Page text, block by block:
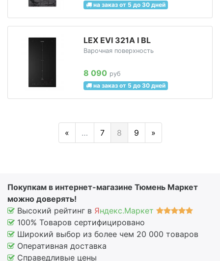
на заказ от 5 до 30 дней
LEX EVI 321A I BL
Варочная поверхность
8 090 руб
на заказ от 5 до 30 дней
« … 7 8 9 »
Покупкам в интернет-магазине Тюмень Маркет
можно доверять!
Высокий рейтинг в Яндекс.Маркет
100% Товаров сертифицировано
Широкий выбор из более чем 20 000 товаров
Оперативная доставка
Справедливые цены